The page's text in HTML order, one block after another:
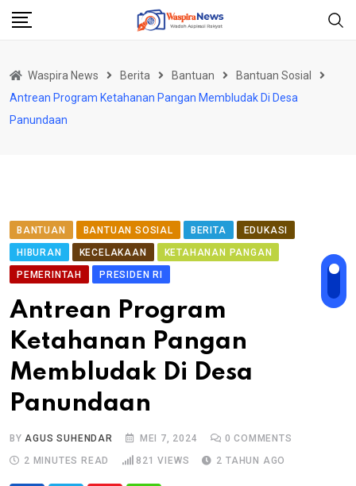
Skip
Waspira News Berita Bantuan
Bantuan Sosial
Antrean Program Ketahanan Pangan Membludak Di Desa
Panundaan
BANTUAN BANTUAN SOSIAL BERITA
EDUKASI
HIBURAN
KECELAKAAN
KETAHANAN PANGAN
PEMERINTAH
PRESIDEN RI
Antrean Program
Ketahanan Pangan
Membludak Di Desa
Panundaan
BYAGUS SUHENDAR MEI 7, 2024 0 COMMENTS
2 MINUTES READ
821 VIEWS 2 TAHUN AGO